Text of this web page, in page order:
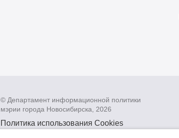
© Департамент информационной политики
мэрии города Новосибирска, 2026
Политика использования Cookies